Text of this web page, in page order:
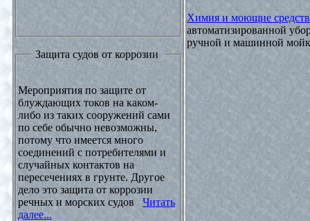
Защита судов от коррозии
Мероприятия по защите от
блуждающих токов на каком-
либо из таких сооружений сами
по себе обычно невозможны,
потому что имеется много
соединений с потребителями и
случайных контактов на
пересечениях в грунте. Другое
дело это защита от коррозии
речных и морских судов Читать
далее...
Химия и моющие
автоматизированной
ручной и машинной